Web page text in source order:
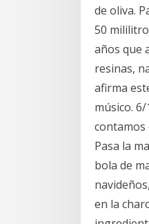
de oliva.
50
años que
resinas,
afirma
músico.
contamos
Pasa la
bola de
en la